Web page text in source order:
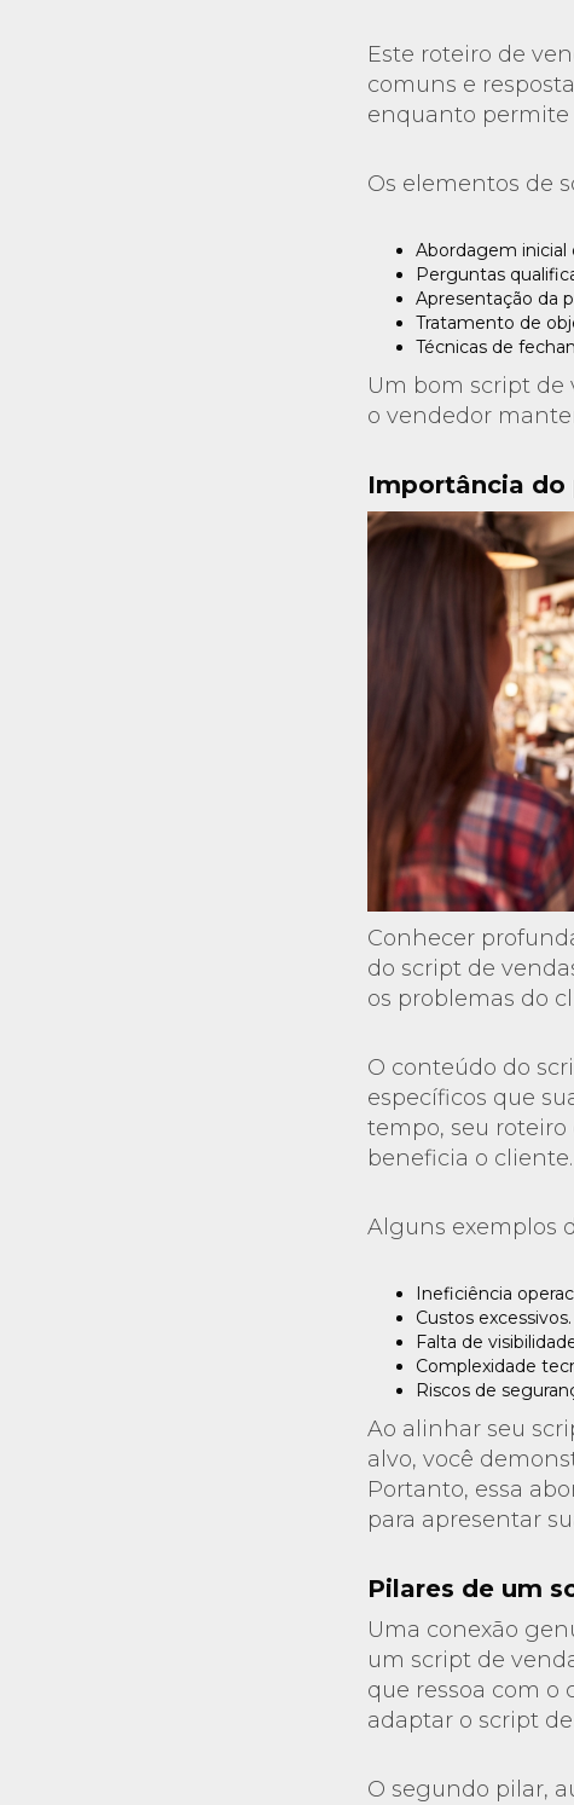
Este roteiro de
comuns e
enquanto permite
Os elementos de
Abordagem inicial
Perguntas
Apresentação da
Tratamento de
Técnicas de
Um bom script
o vendedor
Importância do
Conhecer
do script de
os problemas do
O conteúdo do
específicos que
tempo, seu
beneficia o cliente.
Alguns exemplos
Ineficiência
Custos excessivos.
Falta de
Complexidade
Riscos de
Ao alinhar seu
alvo, você
Portanto, essa
para apresentar
Pilares de um
Uma conexão
um script de
que ressoa com o
adaptar o script
O segundo pilar,